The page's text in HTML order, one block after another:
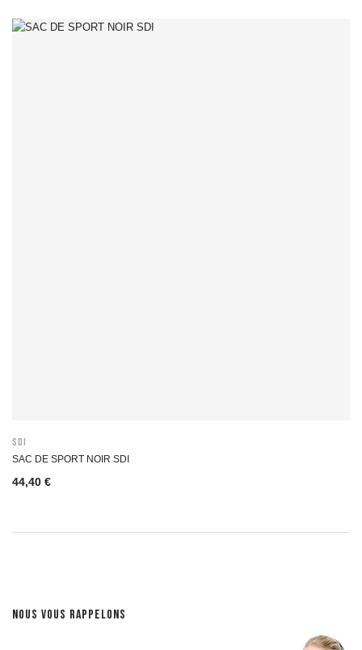
SDI
SAC DE SPORT NOIR SDI
44,40 €
NOUS VOUS RAPPELONS